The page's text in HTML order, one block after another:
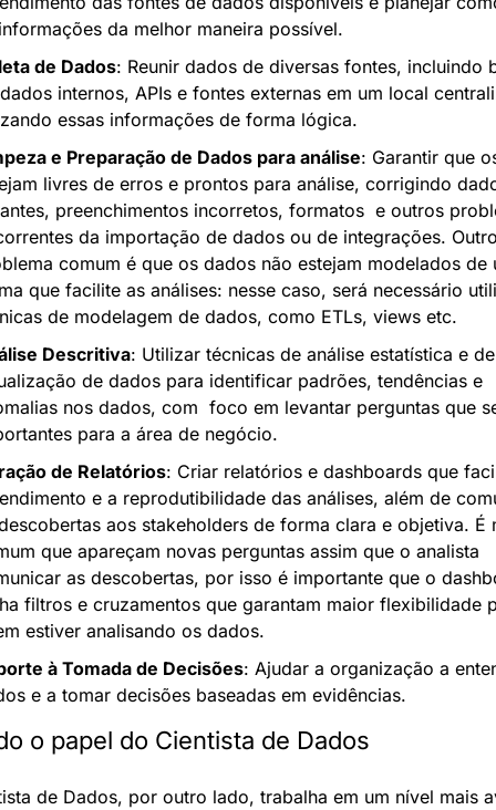
da melhor maneira possível.
de Dados: Reunir dados de diversas fontes, incluindo
internos, APIs e fontes externas em um local
essas informações de forma lógica.
e Preparação de Dados para análise: Garantir que
livres de erros e prontos para análise, corrigindo
preenchimentos incorretos, formatos  e outros
da importação de dados ou de integrações.
comum é que os dados não estejam modelados de
que facilite as análises: nesse caso, será necessário
de modelagem de dados, como ETLs, views etc.
Descritiva: Utilizar técnicas de análise estatística e de
de dados para identificar padrões, tendências e
nos dados, com  foco em levantar perguntas que
para a área de negócio.
de Relatórios: Criar relatórios e dashboards que
e a reprodutibilidade das análises, além de
aos stakeholders de forma clara e objetiva. É
que apareçam novas perguntas assim que o analista
as descobertas, por isso é importante que o
filtros e cruzamentos que garantam maior flexibilidade
estiver analisando os dados.
à Tomada de Decisões: Ajudar a organização a
e a tomar decisões baseadas em evidências.
o papel do Cientista de Dados
de Dados, por outro lado, trabalha em um nível mais